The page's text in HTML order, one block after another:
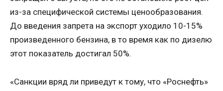
из-за специфической системы ценообразования.
До введения запрета на экспорт уходило 10-15%
произведенного бензина, в то время как по дизелю
этот показатель достигал 50%.
«Санкции вряд ли приведут к тому, что «Роснефть»